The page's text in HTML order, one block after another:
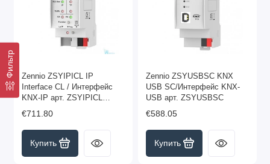
Фильтр
Zennio ZSYIPICL IP
Interface CL / Интерфейс
KNX-IP арт. ZSYIPICL
(снято с производства,
замена арт. ZSYKIPISC)
€711.80
Купить
Zennio ZSYUSBSC KNX
USB SC/Интерфейс KNX-
USB арт. ZSYUSBSC
€588.05
Купить